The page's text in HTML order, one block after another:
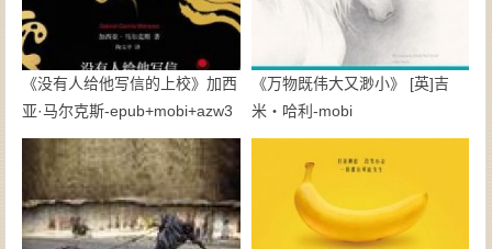
《没有人给他写信的上校》加西
亚·马尔克斯-epub+mobi+azw3
《万物既伟大又渺小》 [英]吉
米・哈利-mobi